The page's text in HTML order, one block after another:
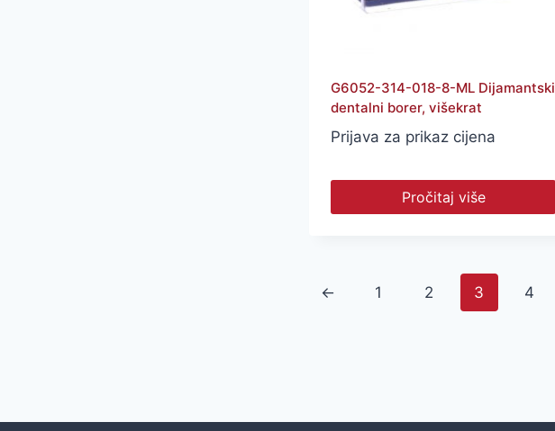
G6052-314-018-8-ML Dijamantski
dentalni borer, višekrat
Prijava za prikaz cijena
Pročitaj više
← 1 2 3 4